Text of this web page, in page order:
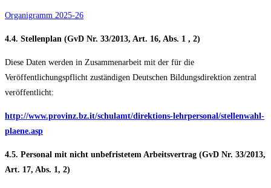
Organigramm 2025-26
4.4. Stellenplan (GvD Nr. 33/2013, Art. 16, Abs. 1 , 2)
Diese Daten werden in Zusammenarbeit mit der für die
Veröffentlichungspflicht zuständigen Deutschen Bildungsdirektion zentral
veröffentlicht:
http://www.provinz.bz.it/schulamt/direktions-lehrpersonal/stellenwahl-
plaene.asp
4.5. Personal mit nicht unbefristetem Arbeitsvertrag (GvD Nr. 33/2013,
Art. 17, Abs. 1, 2)